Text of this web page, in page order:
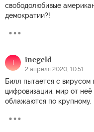
свободолюбивые
демократии?!
I inegeld
2 апреля 2020, 10:51
Билл пытается с вирусом
цифровизации, мир от
облажаются по крупному.